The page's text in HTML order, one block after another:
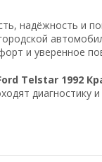
надёжность и
и уверенное
Telstar 1992
диагностику